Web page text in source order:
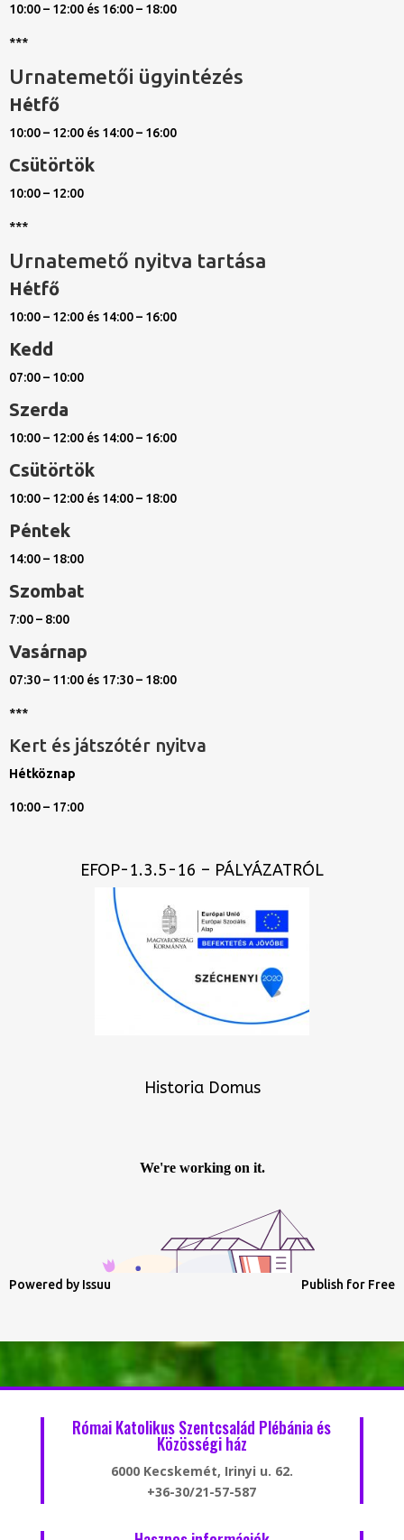
10:00 – 12:00 és 16:00 – 18:00
***
Urnatemetői ügyintézés
Hétfő
10:00 – 12:00 és 14:00 – 16:00
Csütörtök
10:00 – 12:00
***
Urnatemető nyitva tartása
Hétfő
10:00 – 12:00 és 14:00 – 16:00
Kedd
07:00 – 10:00
Szerda
10:00 – 12:00 és 14:00 – 16:00
Csütörtök
10:00 – 12:00 és 14:00 – 18:00
Péntek
14:00 – 18:00
Szombat
7:00 – 8:00
Vasárnap
07:30 – 11:00 és 17:30 – 18:00
***
Kert és játszótér nyitva
Hétköznap
10:00 – 17:00
EFOP-1.3.5-16 – PÁLYÁZATRÓL
Historia Domus
Powered by Issuu Publish for Free
Római Katolikus Szentcsalád Plébánia és
Közösségi ház
6000 Kecskemét, Irinyi u. 62.
+36-30/21-57-587